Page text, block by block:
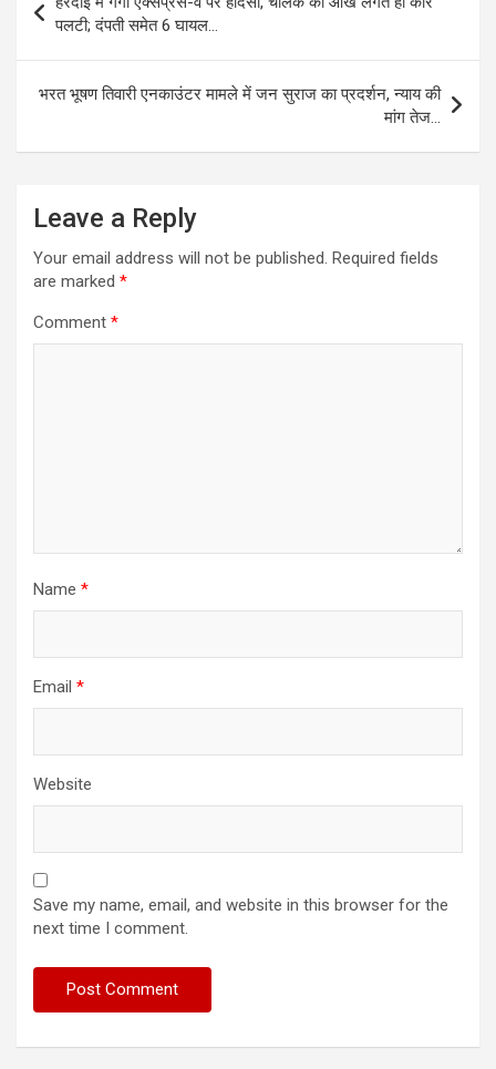
navigation
पलटी; दंपती समेत 6 घायल…
भरत भूषण तिवारी एनकाउंटर मामले में जन सुराज का प्रदर्शन, न्याय की
मांग तेज…
Leave a Reply
Your email address will not be published. Required fields
are marked *
Comment *
Name *
Email *
Website
Save my name, email, and website in this browser for the
next time I comment.